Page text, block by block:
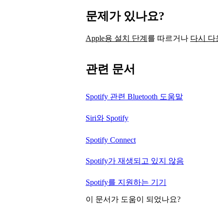
문제가 있나요?
Apple용 설치 단계 를 따르거나 다시 다
관련 문서
Spotify 관련 Bluetooth 도움말
Siri와 Spotify
Spotify Connect
Spotify가 재생되고 있지 않음
Spotify를 지원하는 기기
이 문서가 도움이 되었나요?